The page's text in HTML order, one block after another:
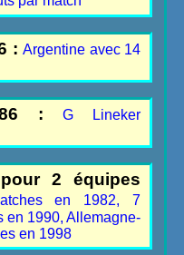
:Argentine avec 14
:G Lineker
2 équipes
en 1982, 7
en 1990, Allemagne-
en 1998